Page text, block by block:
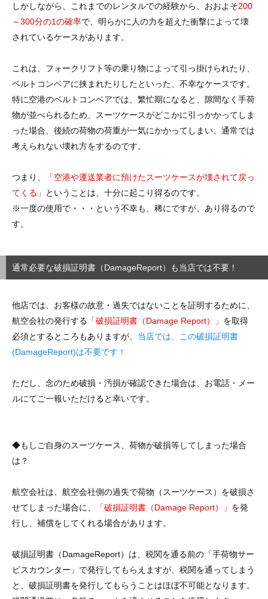
しかしながら、これまでのレンタルでの経験から、おおよそ200
～300分の1の確率で、明らかに人の力を超えた衝撃によって壊
されているケースがあります。
これは、フォークリフト等の乗り物によって引っ掛けられたり、
ベルトコンベアに挟まれたりしたといった、不幸なケースです。
特に空港のベルトコンベアでは、繁忙期になると、隙間なく手荷
物が並べられるため、スーツケースがどこかに引っかかってしま
った場合、後続の荷物の荷重が一気にかかってしまい、通常では
考えられない壊れ方をするのです。
つまり、
「空港や運送業者に預けたスーツケースが壊されて戻っ
てくる」
ということは、十分に起こり得るのです。
※一度の使用で・・・という不幸も、稀にですが、あり得るので
す。
通常必要な破損証明書（DamageReport）も当店では不要！
他店では、お客様の故意・過失ではないことを証明するために、
航空会社の発行する 「破損証明書（Damage Report）」 を取得
必須とするところもありますが、 当店では、この破損証明書
(DamageReport)は不要です！
ただし、念のため破損・汚損が確認できた場合は、お電話・メー
ルにてご一報いただけると幸いです。
◆もしご自身のスーツケース、荷物が破損等してしまった場合
は？
航空会社は、航空会社側の過失で荷物（スーツケース）を破損さ
せてしまった場合に、
「破損証明書（Damage Report）」 を発
行し、補償をしてくれる場合があります。
破損証明書（DamageReport）は、税関を通る前の「手荷物サー
ビスカウンター」で発行してもらえますが、税関を通ってしまう
と、破損証明書を発行してもらうことはほぼ不可能となります。